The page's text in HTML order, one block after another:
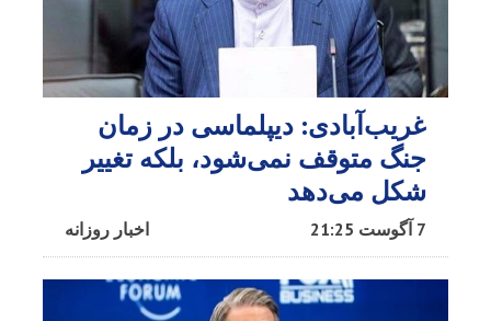
غریب‌آبادی: دیپلماسی در زمان
جنگ متوقف نمی‌شود، بلکه تغییر
شکل می‌دهد
اخبار روزانه 7 آگوست 21:25